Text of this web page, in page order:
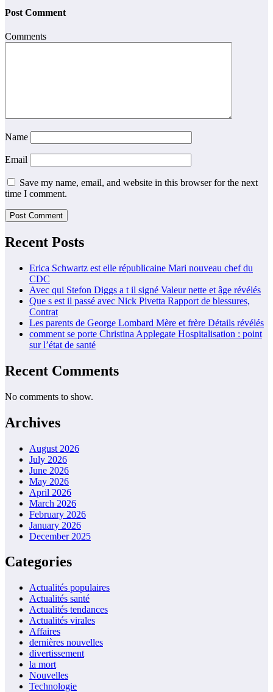
Post Comment
Comments
Name
Email
Save my name, email, and website in this browser for the next
time I comment.
Recent Posts
Erica Schwartz est elle républicaine Mari nouveau chef du
CDC
Avec qui Stefon Diggs a t il signé Valeur nette et âge révélés
Que s est il passé avec Nick Pivetta Rapport de blessures,
Contrat
Les parents de George Lombard Mère et frère Détails révélés
comment se porte Christina Applegate Hospitalisation : point
sur l’état de santé
Recent Comments
No comments to show.
Archives
August 2026
July 2026
June 2026
May 2026
April 2026
March 2026
February 2026
January 2026
December 2025
Categories
Actualités populaires
Actualités santé
Actualités tendances
Actualités virales
Affaires
dernières nouvelles
divertissement
la mort
Nouvelles
Technologie